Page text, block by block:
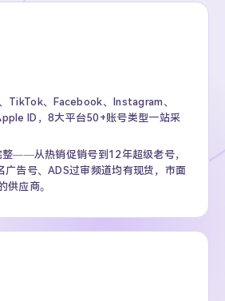
TikTok、Facebook、Instagram、
ID，8大平台50+账号类型一站采
——从热销促销号到12年超级老号，
告号、ADS过审频道均有现货，市面
供应商。